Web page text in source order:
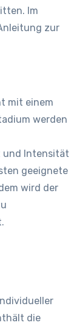
Im
zur
mit einem
werden
und Intensität
geeignete
wird der
die